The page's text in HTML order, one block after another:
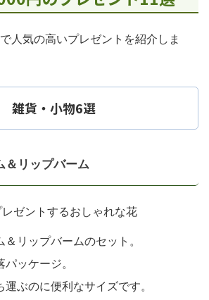
人気の高いプレゼントを紹介しま
雑貨・小物6選
＆リップバーム
リップバームのセット。
ッケージ。
ぶのに便利なサイズです。